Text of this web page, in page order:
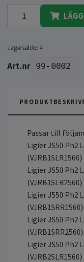
Lagersaldo: 4
99-0002
Passar till
Ligier JS50 Ph2
(VJRB1SLR1560)
Ligier JS50 Ph2
(VJRB1SLR2560)
Ligier J550 Ph2
(VJRB1SRR1560)
Ligier JS50 Ph2
(VJRB1SRR2560)
Ligier JS50 Ph2
(VJRB2SLR1560)